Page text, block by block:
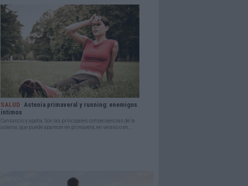
SALUD Astenia primaveral y running: enemigos
íntimos
Cansancio y apatía. Son las principales consecuencias de la
astenia, que puede aparecer en primavera, en verano o en...